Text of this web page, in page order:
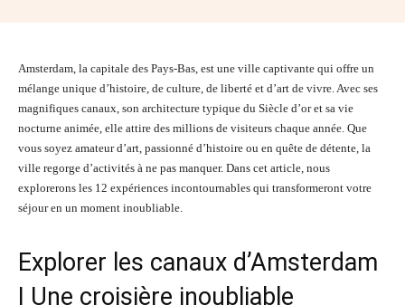
Amsterdam, la capitale des Pays-Bas, est une ville captivante qui offre un
mélange unique d’histoire, de culture, de liberté et d’art de vivre. Avec ses
magnifiques canaux, son architecture typique du Siècle d’or et sa vie
nocturne animée, elle attire des millions de visiteurs chaque année. Que
vous soyez amateur d’art, passionné d’histoire ou en quête de détente, la
ville regorge d’activités à ne pas manquer. Dans cet article, nous
explorerons les 12 expériences incontournables qui transformeront votre
séjour en un moment inoubliable.
Explorer les canaux d’Amsterdam
| Une croisière inoubliable